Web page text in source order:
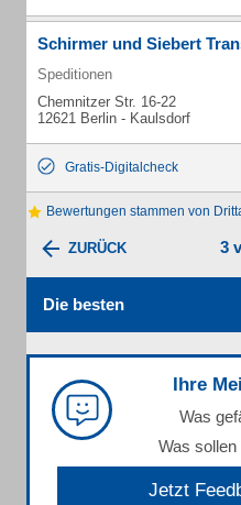
Schirmer und Siebert
Speditionen
Chemnitzer Str. 16-22
12621 Berlin - Kaulsdorf
Gratis-Digitalcheck
Bewertungen stammen von
ZURÜCK 3
Die besten
Ihre
Was
Was
Jetzt